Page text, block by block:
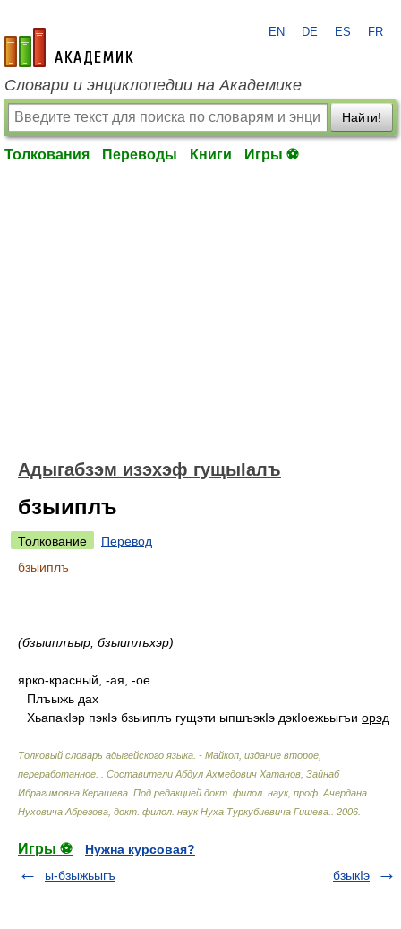
academic.ru
EN DE ES FR
Словари и энциклопедии на Академике
Найти!
Толкования Переводы Книги Игры ⚽
Адыгабзэм изэхэф гущыIалъ
бзыиплъ
Толкование
Перевод
бзыиплъ
(бзыиплъыр, бзыиплъхэр)
ярко-красный, -ая, -ое
Плъыжь дах
ХьапакIэр пэкIэ бзыиплъ гущэти ыпшъэкIэ дэкIоежьыгъи орэд
Толковый словарь адыгейского языка. - Майкоп, издание второе,
переработанное.
Составители Абдул Ахмедович Хатанов, Зайнаб
Ибрагимовна Керашева. Под редакцией докт. филол. наук, проф. Ачердана
Нуховича Абрегова, докт. филол. наук Нуха Туркубиевича Гишева.
2006
Игры ⚽
Нужна курсовая?
ы-бзыжьыгъ
бзыкIэ